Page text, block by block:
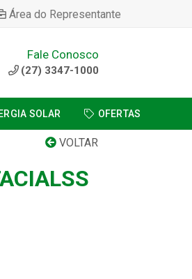
Área do Representante
Fale Conosco
(27) 3347-1000
SOLAR OFERTAS
VOLTAR